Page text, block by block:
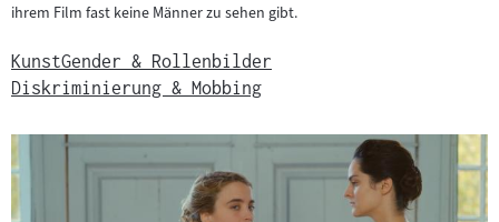
ihrem Film fast keine Männer zu sehen gibt.
KunstGender & Rollenbilder
Diskriminierung & Mobbing